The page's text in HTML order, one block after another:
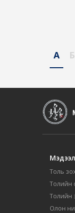
А Б
Толь
Толийн
Толийн
Олон